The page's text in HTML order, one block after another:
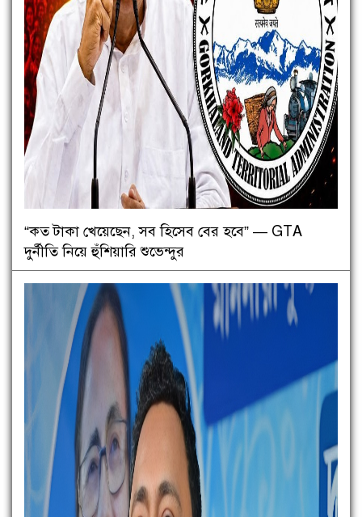
“কত টাকা খেয়েছেন, সব হিসেব বের হবে” — GTA
দুর্নীতি নিয়ে হুঁশিয়ারি শুভেন্দুর